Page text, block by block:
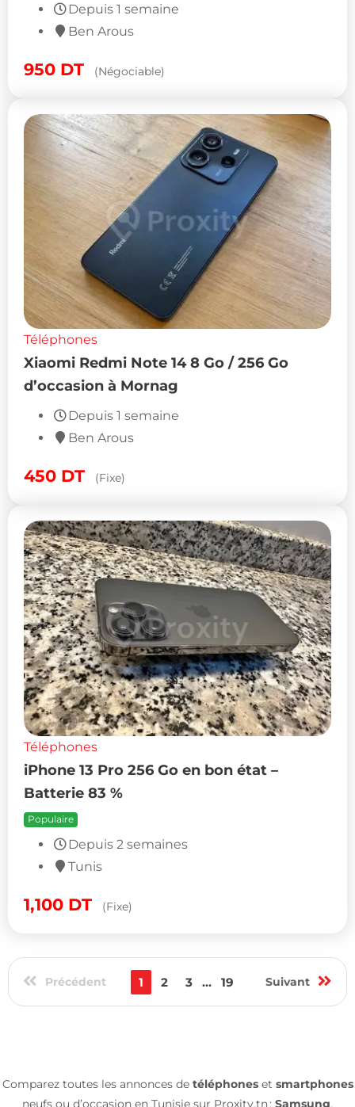
Depuis 1 semaine
Ben Arous
950 DT (Négociable)
Téléphones
Xiaomi Redmi Note 14 8 Go / 256 Go
d’occasion à Mornag
Depuis 1 semaine
Ben Arous
450 DT (Fixe)
Téléphones
iPhone 13 Pro 256 Go en bon état –
Batterie 83 %
Populaire
Depuis 2 semaines
Tunis
1,100 DT (Fixe)
Précédent 1 2 3 ... 19 Suivant
Comparez toutes les annonces de téléphoneset smartphones
neufs ou d’occasion en Tunisie sur Proxity.tn : Samsung,